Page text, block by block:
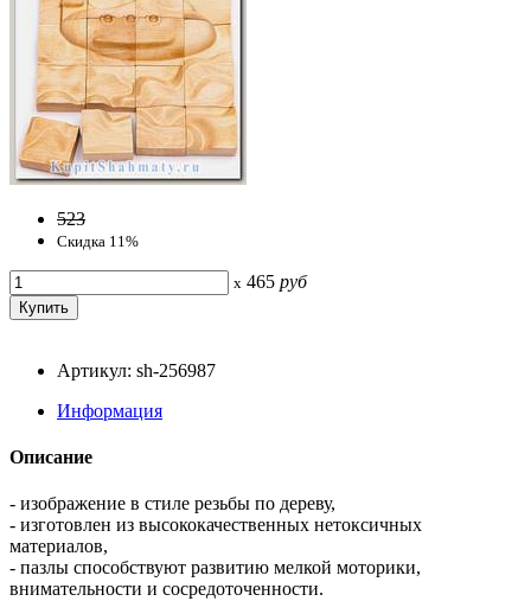
523
Скидка 11%
x 465 руб
Артикул: sh-256987
Информация
Описание
- изображение в стиле резьбы по дереву,
- изготовлен из высококачественных нетоксичных
материалов,
- пазлы способствуют развитию мелкой моторики,
внимательности и сосредоточенности.